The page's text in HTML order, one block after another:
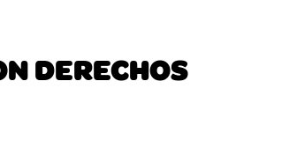
DERECHOS